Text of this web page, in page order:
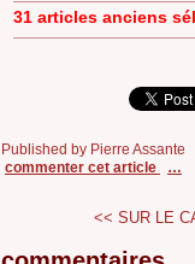
31 articles anciens
Published by Pierre Assante
commenter cet article
…
<< SUR LE